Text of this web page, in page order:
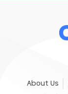
About Us